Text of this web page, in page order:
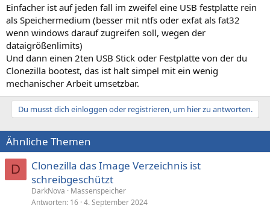
Einfacher ist auf jeden fall im zweifel eine USB festplatte rein
als Speichermedium (besser mit ntfs oder exfat als fat32
wenn windows darauf zugreifen soll, wegen der
dataigrößenlimits)
Und dann einen 2ten USB Stick oder Festplatte von der du
Clonezilla bootest, das ist halt simpel mit ein wenig
mechanischer Arbeit umsetzbar.
Du musst dich einloggen oder registrieren, um hier zu antworten.
Ähnliche Themen
D
Clonezilla das Image Verzeichnis ist
schreibgeschützt
DarkNova
Massenspeicher
Antworten 16 4. September 2024